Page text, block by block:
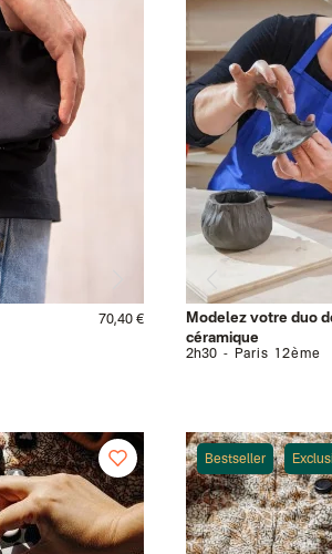
70,40 €
Modelez votre duo
céramique
2h30 Paris 12ème
Bestseller